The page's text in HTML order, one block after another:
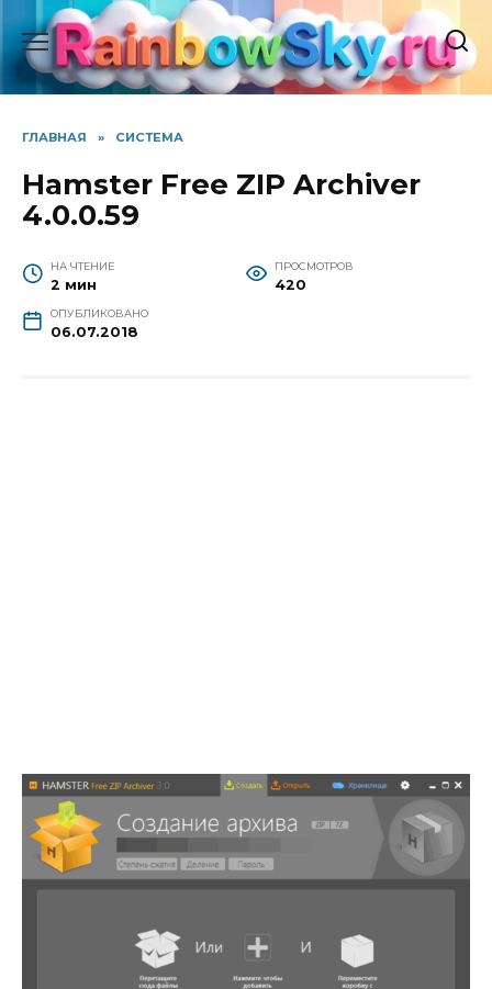
Перейти
содержанию
ГЛАВНАЯ » СИСТЕМА
Hamster Free ZIP Archiver
4.0.0.59
НА ЧТЕНИЕ
2 мин
ПРОСМОТРОВ
420
ОПУБЛИКОВАНО
06.07.2018